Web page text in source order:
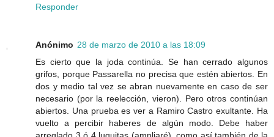
Responder
Anónimo 28 de marzo de 2010 a las 18:09
Es cierto que la joda continúa. Se han cerrado algunos
grifos, porque Passarella no precisa que estén abiertos. En
dos y medio tal vez se abran nuevamente en caso de ser
necesario (por la reelección, vieron). Pero otros continúan
abiertos. Una prueba es ver a Ramiro Castro exultante. Ha
vuelto a percibir haberes de algún modo. Debe haber